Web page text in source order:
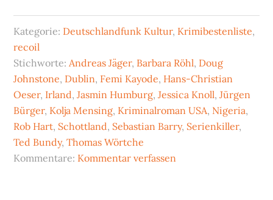
Kategorie: Deutschlandfunk Kultur, Krimibestenliste,
recoil
Stichworte: Andreas Jäger, Barbara Röhl, Doug
Johnstone, Dublin, Femi Kayode, Hans-Christian
Oeser, Irland,Jasmin Humburg,Jessica Knoll,Jürgen
Bürger, Kolja Mensing, Kriminalroman USA, Nigeria,
Rob Hart, Schottland, Sebastian Barry, Serienkiller,
Ted Bundy,Thomas Wörtche
Kommentare: Kommentar verfassen